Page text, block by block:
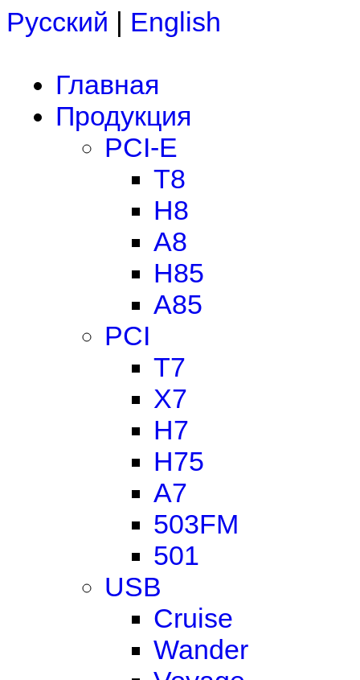
Русский | English
Главная
Продукция
PCI-E
T8
H8
A8
H85
A85
PCI
T7
X7
H7
H75
A7
503FM
501
USB
Cruise
Wander